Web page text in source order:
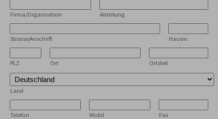
Firma/Organisation Abteilung
Strasse/Anschrift Hausnr.
PLZ Ort Ortsteil
Land
Telefon Mobil Fax